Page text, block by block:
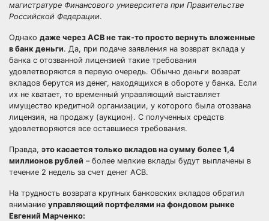
магистратуре Финансового университета при Правительстве
Российской Федерации.
Однако даже через АСВ не так-то просто вернуть вложенные
в банк деньги. Да, при подаче заявления на возврат вклада у
банка с отозванной лицензией такие требования
удовлетворяются в первую очередь. Обычно деньги возврат
вкладов берутся из денег, находящихся в обороте у банка. Если
их не хватает, то временный управляющий выставляет
имущество кредитной организации, у которого была отозвана
лицензия, на продажу (аукцион). С полученных средств
удовлетворяются все оставшиеся требования.
Правда, это касается только вкладов на сумму более 1,4
миллионов рублей – более мелкие вклады будут выплачены в
течение 2 недель за счет денег АСВ.
На трудность возврата крупных банковских вкладов обратил
внимание управляющий портфелями на фондовом рынке
Евгений Марченко: